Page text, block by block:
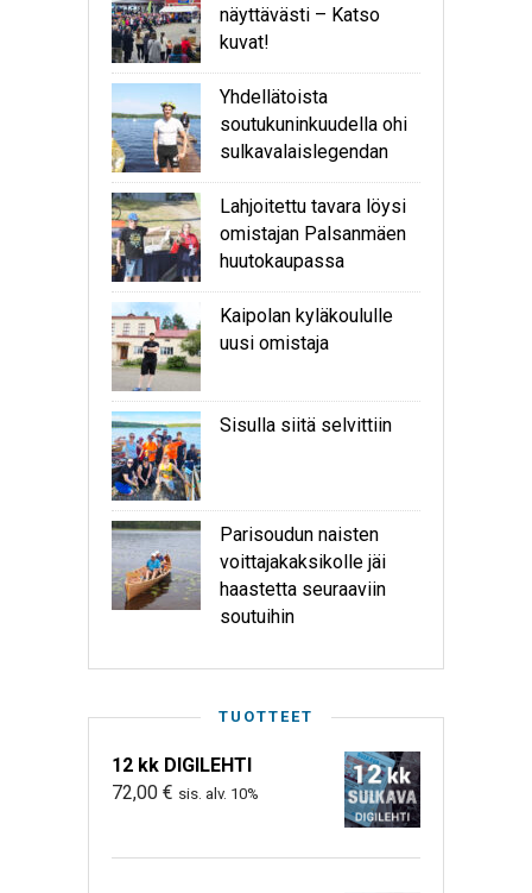
näyttävästi – Katso
kuvat!
Yhdellätoista
soutukuninkuudella ohi
sulkavalaislegendan
Lahjoitettu tavara löysi
omistajan Palsanmäen
huutokaupassa
Kaipolan kyläkoululle
uusi omistaja
Sisulla siitä selvittiin
Parisoudun naisten
voittajakaksikolle jäi
haastetta seuraaviin
soutuihin
TUOTTEET
12 kk DIGILEHTI
72,00 € sis. alv. 10%